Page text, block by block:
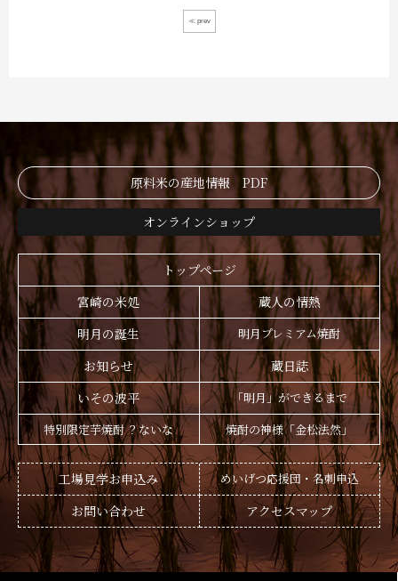
≪ prev
原料米の産地情報 PDF
オンラインショップ
トップページ
宮崎の米処
蔵人の情熱
明月の誕生
明月プレミアム焼酎
お知らせ
蔵日誌
いその波平
「明月」ができるまで
特別限定芋焼酎 ？ないな
焼酎の神様「金松法然」
工場見学お申込み めいげつ応援団・名刺申込
お問い合わせ アクセスマップ